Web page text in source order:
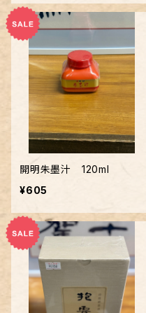
開明朱墨汁 120ml
¥605